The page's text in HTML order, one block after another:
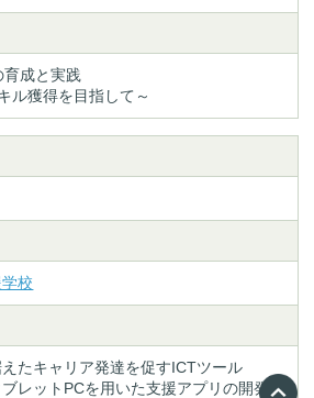
成と実践
ル獲得を目指して～
校
たキャリア発達を促すICTツール
レットPCを用いた支援アプリの開発と